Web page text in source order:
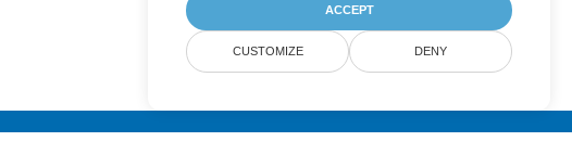
ACCEPT
CUSTOMIZE DENY